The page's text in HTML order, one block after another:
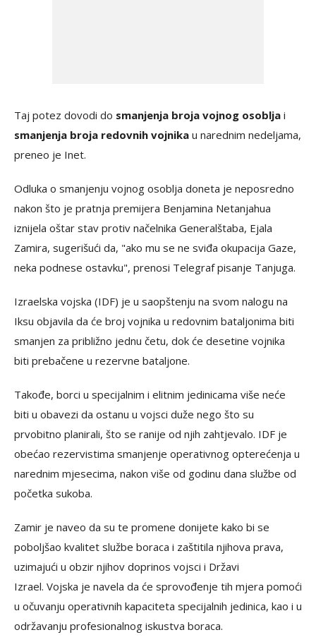
Taj potez dovodi do smanjenja broja vojnog osoblja i
smanjenja broja redovnih vojnika u narednim nedeljama,
preneo je Inet.
Odluka o smanjenju vojnog osoblja doneta je neposredno
nakon što je pratnja premijera Benjamina Netanjahua
iznijela oštar stav protiv načelnika Generalštaba, Ejala
Zamira, sugerišući da, "ako mu se ne sviđa okupacija Gaze,
neka podnese ostavku", prenosi Telegraf pisanje Tanjuga.
Izraelska vojska (IDF) je u saopštenju na svom nalogu na
Iksu objavila da će broj vojnika u redovnim bataljonima biti
smanjen za približno jednu četu, dok će desetine vojnika
biti prebačene u rezervne bataljone.
Takođe, borci u specijalnim i elitnim jedinicama više neće
biti u obavezi da ostanu u vojsci duže nego što su
prvobitno planirali, što se ranije od njih zahtjevalo. IDF je
obećao rezervistima smanjenje operativnog opterećenja u
narednim mjesecima, nakon više od godinu dana službe od
početka sukoba.
Zamir je naveo da su te promene donijete kako bi se
poboljšao kvalitet službe boraca i zaštitila njihova prava,
uzimajući u obzir njihov doprinos vojsci i Državi
Izrael. Vojska je navela da će sprovođenje tih mjera pomoći
u očuvanju operativnih kapaciteta specijalnih jedinica, kao i u
održavanju profesionalnog iskustva boraca.